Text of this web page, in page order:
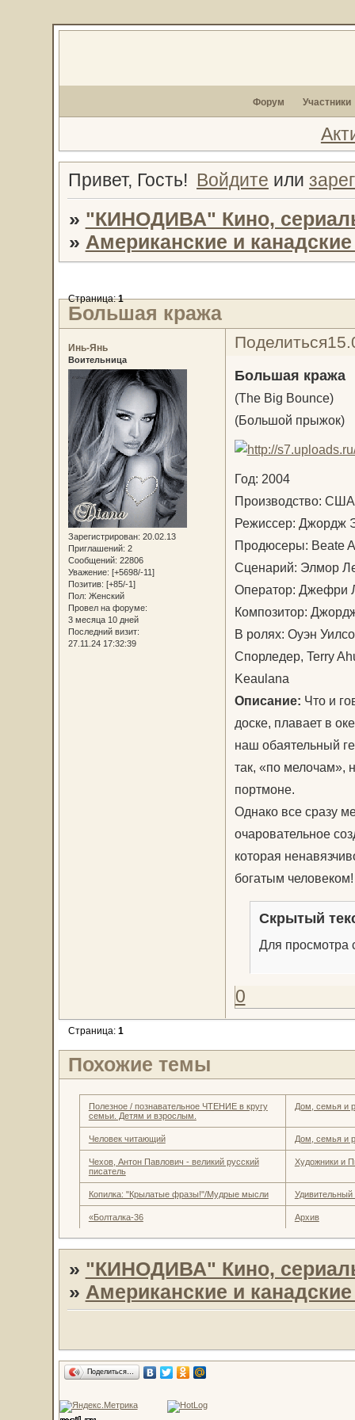
Форум Участники
Привет, Гость! Войдите или
» "КИНОДИВА" Кино,
» Американские и
Большая кража
Страница:1
Поделиться
Инь-Янь
Воительница
Зарегистрирован: 20.02.13
Приглашений: 2
Сообщений: 22806
Уважение: [+5698/-11]
Позитив: [+85/-1]
Пол: Женский
Провел на форуме:
3 месяца 10 дней
Последний визит:
27.11.24 17:32:39
Большая кража
(The Big Bounce)
(Большой прыжок)
Год: 2004
Производство:
Режиссер: Джордж
Продюсеры: Beate
Сценарий: Элмор
Оператор:
Композитор:
В ролях: Оуэн
Спорледер, Terry
Keaulana
Описание: Что и
доске, плавает в
наш обаятельный
так, «по мелочам»,
портмоне.
Однако все сразу
очаровательное
которая
богатым человеком!
Скрытый
Для просмотра
0
Страница: 1
Похожие темы
Полезное / познавательное ЧТЕНИЕ в кругу
семьи. Детям и взрослым.
Дом, семья и
Человек читающий Дом, семья и
Чехов, Антон Павлович - великий русский
писатель
Художники и
Копилка: "Крылатые фразы!"/Мудрые мысли
«Болталка-36 Архив
» "КИНОДИВА" Кино,
» Американские и
Поделиться…